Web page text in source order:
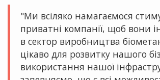
"Ми всіляко намагаємося
приватні компанії, щоб вони
в сектор виробництва
цікаво для розвитку нашого
використання нашої